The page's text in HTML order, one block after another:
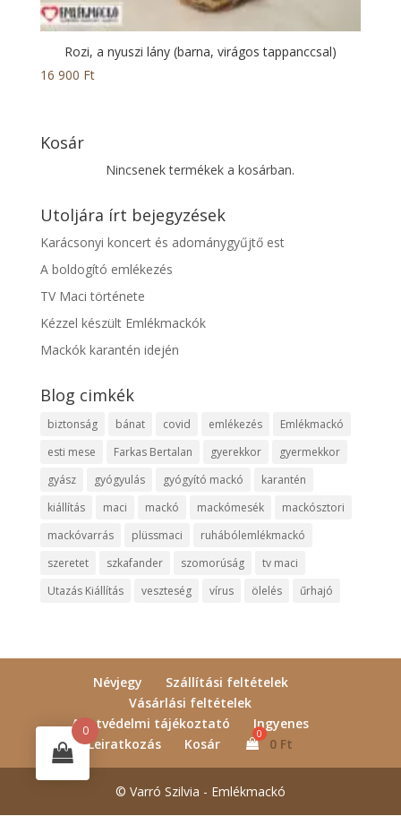
Rozi, a nyuszi lány (barna, virágos tappanccsal)
16 900 Ft
Kosár
Nincsenek termékek a kosárban.
Utoljára írt bejegyzések
Karácsonyi koncert és adománygyűjtő est
A boldogító emlékezés
TV Maci története
Kézzel készült Emlékmackók
Mackók karantén idején
Blog cimkék
biztonság bánat covid emlékezés
Emlékmackó
esti mese
Farkas Bertalan gyerekkor
gyermekkor
gyász
gyógyulás gyógyító mackó
karantén
kiállítás
maci mackó mackómesék
mackósztori
mackóvarrás
plüssmaci
ruhábólemlékmackó
szeretet
szkafander szomorúság
tv maci
Utazás Kiállítás
veszteség vírus ölelés űrhajó
Névjegy
Szállítási feltételek
Vásárlási feltételek
Adatvédelmi tájékoztató
Ingyenes
Leiratkozás
Kosár 0 Ft
© Varró Szilvia - Emlékmackó
0